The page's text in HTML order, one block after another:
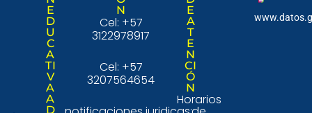
E
D
U
C
A
TI
V
A
A
D
N
Cel: +57
3122978917
Cel: +57
3207564654
E
A
T
E
N
CI
Ó
N
Horarios